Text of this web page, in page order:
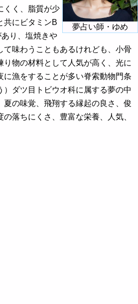
夢占い師・ゆめ
くく、脂質が少
共にビタミンB
り、塩焼きや
て味わうこともあるけれども、小骨
り物の材料として人気が高く、光に
に漁をすることが多い脊索動物門条
）ダツ目トビウオ科に属する夢の中
夏の味覚、飛翔する縁起の良さ、俊
落ちにくさ、豊富な栄養、人気、